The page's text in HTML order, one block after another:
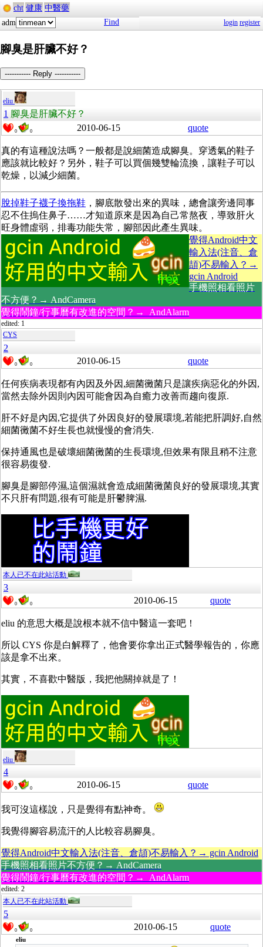
cht 健康 中醫藥
adm
Find login register
腳臭是肝臟不好？
----------- Reply -----------
eliu
1 腳臭是肝臟不好？
0 0 2010-06-15 quote
真的有這種說法嗎？一般都是說細菌造成腳臭。穿透氣的鞋子
應該就比較好？另外，鞋子可以買個幾雙輪流換，讓鞋子可以
乾燥，以減少細菌。
脫掉鞋子襪子換拖鞋 ，腳底散發出來的異味，總會讓旁邊同事
忍不住摀住鼻子……才知道原來是因為自己常熬夜，導致肝火
旺身體虛弱，排毒功能失常，腳部因此產生異味。
覺得Android中文
輸入法(注音、倉
頡)不易輸入？→
gcin Android
手機照相看照片
不方便？→ AndCamera
覺得鬧鐘/行事曆有改進的空間？→ AndAlarm
edited: 1
CYS
2
0 0 2010-06-15 quote
任何疾病表現都有內因及外因,細菌黴菌只是讓疾病惡化的外因,
當然去除外因則內因可能會因為自癒力改善而趨向復原.
肝不好是內因,它提供了外因良好的發展環境,若能把肝調好,自然
細菌黴菌不好生長也就慢慢的會消失.
保持通風也是破壞細菌黴菌的生長環境,但效果有限且稍不注意
很容易復發.
腳臭是腳部停濕,這個濕就會造成細菌黴菌良好的發展環境,其實
不只肝有問題,很有可能是肝鬱脾濕.
本人已不在此站活動
3
0 0 2010-06-15 quote
eliu 的意思大概是說根本就不信中醫這一套吧！
所以 CYS 你是白解釋了，他會要你拿出正式醫學報告的，你應
該是拿不出來。
其實，不喜歡中醫版，我把他關掉就是了！
eliu
4
0 0 2010-06-15 quote
我可沒這樣說，只是覺得有點神奇。
我覺得腳容易流汗的人比較容易腳臭。
覺得Android中文輸入法(注音、倉頡)不易輸入？→ gcin Android
手機照相看照片不方便？→ AndCamera
覺得鬧鐘/行事曆有改進的空間？→ AndAlarm
edited: 2
本人已不在此站活動
5
0 0 2010-06-15 quote
eliu